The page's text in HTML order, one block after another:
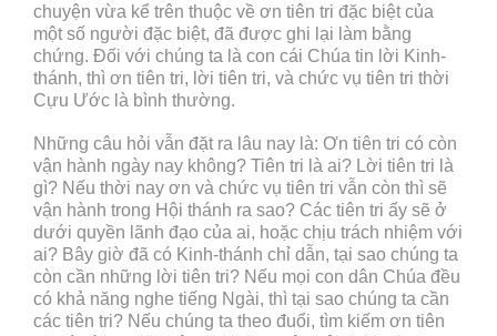
chuyện vừa kể trên thuộc về ơn tiên tri đặc biệt của
một số người đặc biệt, đã được ghi lại làm bằng
chứng. Đối với chúng ta là con cái Chúa tin lời Kinh-
thánh, thì ơn tiên tri, lời tiên tri, và chức vụ tiên tri thời
Cựu Ước là bình thường.
Những câu hỏi vẫn đặt ra lâu nay là: Ơn tiên tri có còn
vận hành ngày nay không? Tiên tri là ai? Lời tiên tri là
gì? Nếu thời nay ơn và chức vụ tiên tri vẫn còn thì sẽ
vận hành trong Hội thánh ra sao? Các tiên tri ấy sẽ ở
dưới quyền lãnh đạo của ai, hoặc chịu trách nhiệm với
ai? Bây giờ đã có Kinh-thánh chỉ dẫn, tại sao chúng ta
còn cần những lời tiên tri? Nếu mọi con dân Chúa đều
có khả năng nghe tiếng Ngài, thì tại sao chúng ta cần
các tiên tri? Nếu chúng ta theo đuổi, tìm kiếm ơn tiên